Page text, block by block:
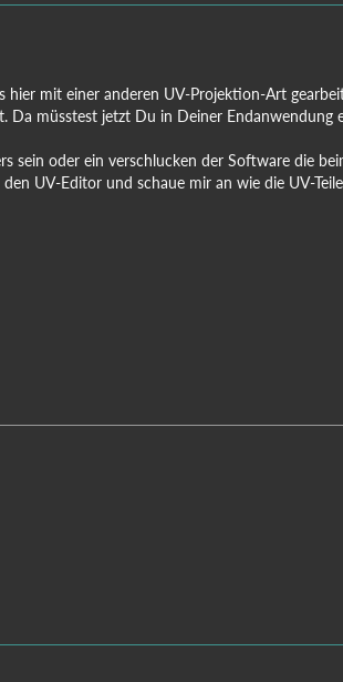
hier mit einer anderen UV-Projektion-Art
Da müsstest jetzt Du in Deiner
sein oder ein verschlucken der Software die
UV-Editor und schaue mir an wie die UV-